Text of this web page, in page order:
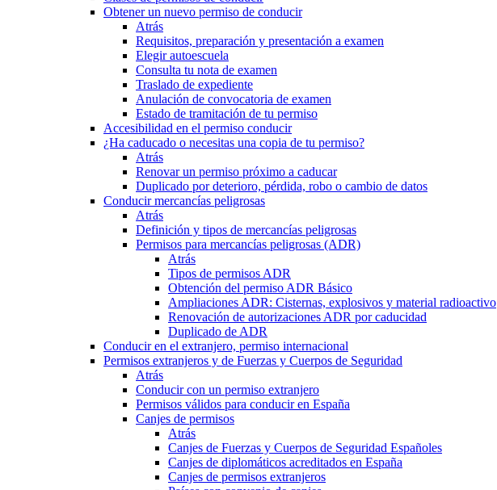
Obtener un nuevo permiso de conducir
Atrás
Requisitos, preparación y presentación a examen
Elegir autoescuela
Consulta tu nota de examen
Traslado de expediente
Anulación de convocatoria de examen
Estado de tramitación de tu permiso
Accesibilidad en el permiso conducir
¿Ha caducado o necesitas una copia de tu permiso?
Atrás
Renovar un permiso próximo a caducar
Duplicado por deterioro, pérdida, robo o cambio de datos
Conducir mercancías peligrosas
Atrás
Definición y tipos de mercancías peligrosas
Permisos para mercancías peligrosas (ADR)
Atrás
Tipos de permisos ADR
Obtención del permiso ADR Básico
Ampliaciones ADR: Cisternas, explosivos y material radioactivo
Renovación de autorizaciones ADR por caducidad
Duplicado de ADR
Conducir en el extranjero, permiso internacional
Permisos extranjeros y de Fuerzas y Cuerpos de Seguridad
Atrás
Conducir con un permiso extranjero
Permisos válidos para conducir en España
Canjes de permisos
Atrás
Canjes de Fuerzas y Cuerpos de Seguridad Españoles
Canjes de diplomáticos acreditados en España
Canjes de permisos extranjeros